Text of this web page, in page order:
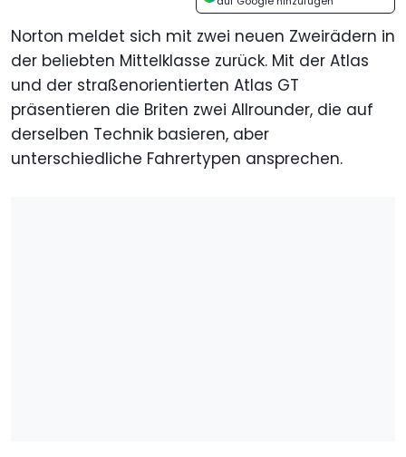
Norton meldet sich mit zwei neuen Zweirädern in
der beliebten Mittelklasse zurück. Mit der Atlas
und der straßenorientierten Atlas GT
präsentieren die Briten zwei Allrounder, die auf
derselben Technik basieren, aber
unterschiedliche Fahrertypen ansprechen.